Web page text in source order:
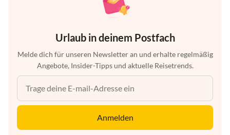
Urlaub in deinem Postfach
Melde dich für unseren Newsletter an und erhalte regelmäßig
Angebote, Insider-Tipps und aktuelle Reisetrends.
Anmelden